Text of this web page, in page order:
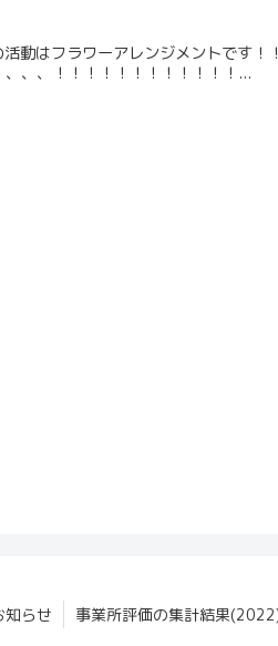
動はフラワーアレンジメントです
、、！！！！！！！！！！！！...
知らせ 事業所評価の集計結果